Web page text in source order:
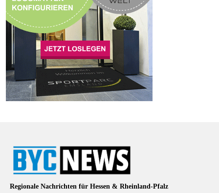
Regionale Nachrichten für Hessen & Rheinland-Pfalz